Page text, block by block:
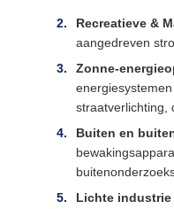
Recreatieve &
aangedreven
Zonne-
straatverlichting,
Buiten en
Lichte industrie